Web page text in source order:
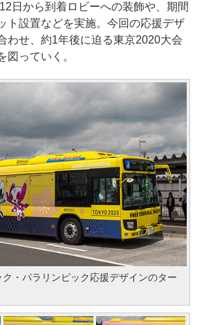
日から到着ロビーへの装飾や、期間
ト設置などを実施。今回の応援デザ
わせ、約1年後に迫る東京2020大会
図っていく。
・パラリンピック応援デザインのター